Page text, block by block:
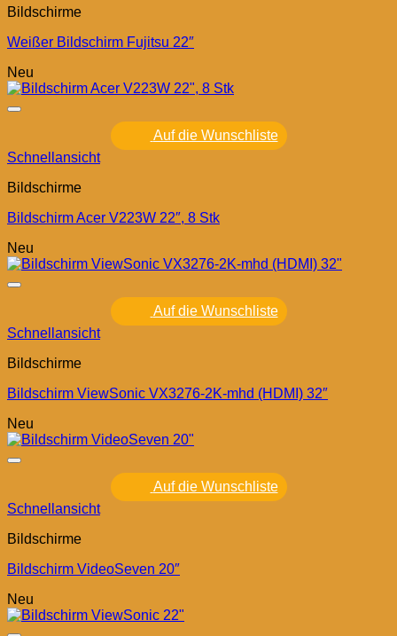
Bildschirme
Weißer Bildschirm Fujitsu 22″
Neu
Auf die Wunschliste
Schnellansicht
Bildschirme
Bildschirm Acer V223W 22″, 8 Stk
Neu
Auf die Wunschliste
Schnellansicht
Bildschirme
Bildschirm ViewSonic VX3276-2K-mhd (HDMI) 32″
Neu
Auf die Wunschliste
Schnellansicht
Bildschirme
Bildschirm VideoSeven 20″
Neu